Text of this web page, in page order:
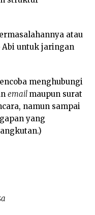
atau
Abi untuk jaringan
menghubungi
email maupun surat
namun sampai
yang